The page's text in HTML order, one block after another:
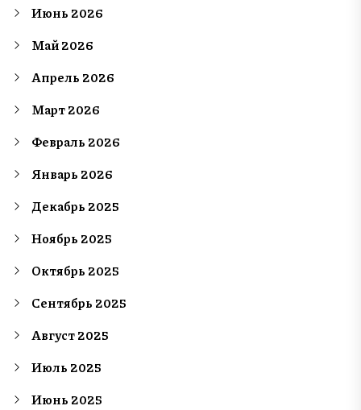
Июнь 2026
Май 2026
Апрель 2026
Март 2026
Февраль 2026
Январь 2026
Декабрь 2025
Ноябрь 2025
Октябрь 2025
Сентябрь 2025
Август 2025
Июль 2025
Июнь 2025